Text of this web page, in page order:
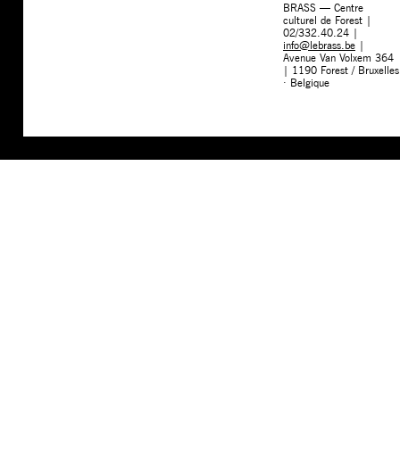
BRASS — Centre
culturel de Forest |
02/332.40.24 |
info@lebrass.be|
Avenue Van Volxem 364
| 1190 Forest / Bruxelles
· Belgique